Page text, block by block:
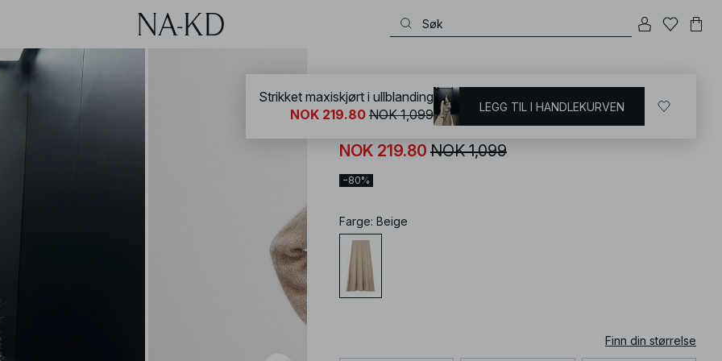
Strikket maxiskjørt i ullblanding
NOK 219.80 NOK 1,099
−80%
Farge: Beige
Finn din størrelse
Strikket maxiskjørt i ullblanding
NOK 219.80 NOK 1,099 LEGG TIL I HANDLEKURVEN